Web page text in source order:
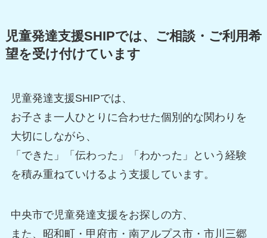
児童発達支援SHIPでは、ご相談・ご利用希
望を受け付けています
児童発達支援SHIPでは、
お子さま一人ひとりに合わせた個別的な関わりを
大切にしながら、
「できた」「伝わった」「わかった」という経験
を積み重ねていけるよう支援しています。
中央市で児童発達支援をお探しの方、
また、昭和町・甲府市・南アルプス市・市川三郷